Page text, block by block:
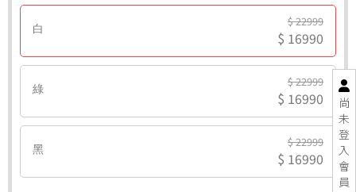
尚
未
登
入
會
員
白 $ 22999
$ 16990
綠 $ 22999
$ 16990
黑 $ 22999
$ 16990